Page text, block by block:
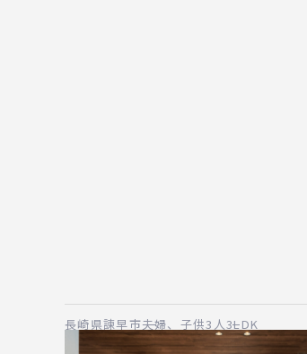
長崎県諫早市夫婦、子供3人3LDK